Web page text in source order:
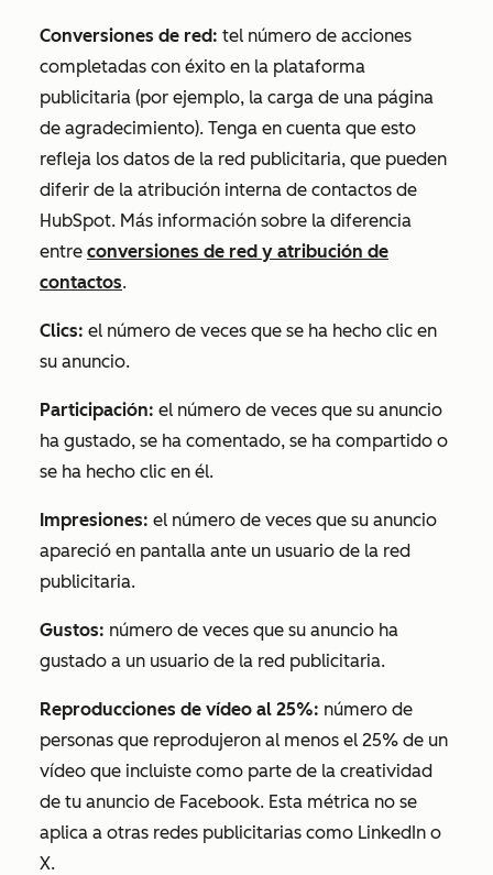
Conversiones de red: tel número de acciones
completadas con éxito en la plataforma
publicitaria (por ejemplo, la carga de una página
de agradecimiento). Tenga en cuenta que esto
refleja los datos de la red publicitaria, que pueden
diferir de la atribución interna de contactos de
HubSpot. Más información sobre la diferencia
entre conversiones de red y atribución de
contactos.
Clics: el número de veces que se ha hecho clic en
su anuncio.
Participación: el número de veces que su anuncio
ha gustado, se ha comentado, se ha compartido o
se ha hecho clic en él.
Impresiones: el número de veces que su anuncio
apareció en pantalla ante un usuario de la red
publicitaria.
Gustos: número de veces que su anuncio ha
gustado a un usuario de la red publicitaria.
Reproducciones de vídeo al 25%: número de
personas que reprodujeron al menos el 25% de un
vídeo que incluiste como parte de la creatividad
de tu anuncio de Facebook. Esta métrica no se
aplica a otras redes publicitarias como LinkedIn o
X.